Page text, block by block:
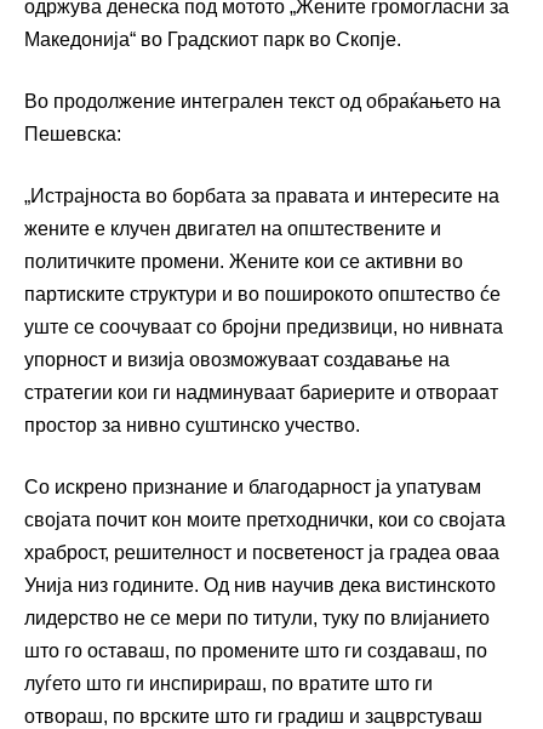
одржува денеска под мотото „Жените громогласни за
Македонија“ во Градскиот парк во Скопје.
Во продолжение интегрален текст од обраќањето на
Пешевска:
„Истрајноста во борбата за правата и интересите на
жените е клучен двигател на општествените и
политичките промени. Жените кои се активни во
партиските структури и во поширокото општество ćе
уште се соочуваат со бројни предизвици, но нивната
упорност и визија овозможуваат создавање на
стратегии кои ги надминуваат бариерите и отвораат
простор за нивно суштинско учество.
Со искрено признание и благодарност ја упатувам
својата почит кон моите претходнички, кои со својата
храброст, решителност и посветеност ја градеа оваа
Унија низ годините. Од нив научив дека вистинското
лидерство не се мери по титули, туку по влијанието
што го оставаш, по промените што ги создаваш, по
луѓето што ги инспирираш, по вратите што ги
отвораш, по врските што ги градиш и зацврстуваш